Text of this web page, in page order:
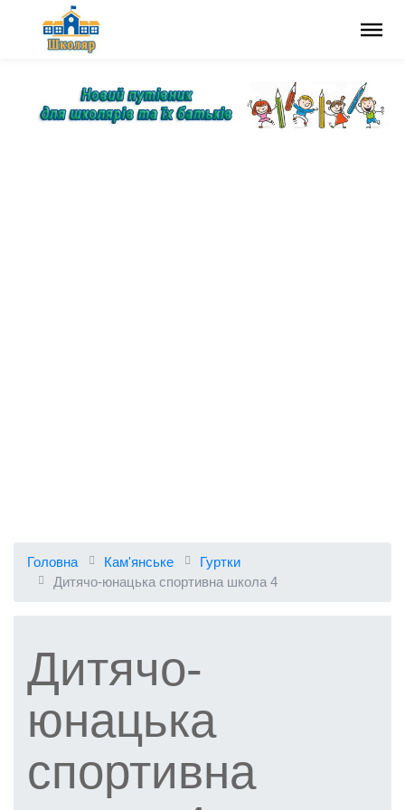
Головна Кам'янське
Гуртки
Дитячо-юнацька спортивна школа 4
Дитячо-
юнацька
спортивна